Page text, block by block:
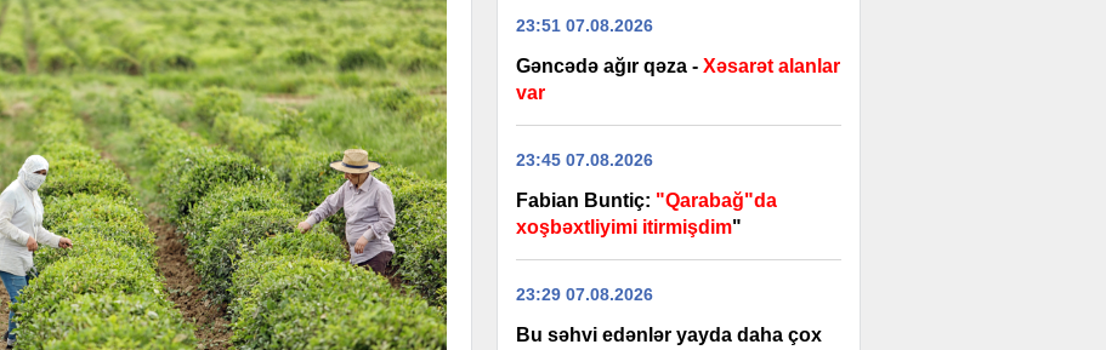
23:51 07.08.2026
Gəncədə ağır qəza - Xəsarət alanlar
var
23:45 07.08.2026
Fabian Buntiç: "Qarabağ"da
xoşbəxtliyimi itirmişdim"
23:29 07.08.2026
Bu səhvi edənlər yayda daha çox